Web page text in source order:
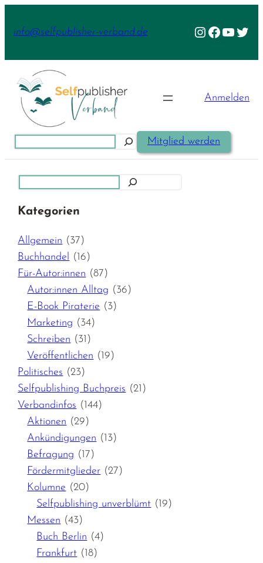
Inhalt
info@selfpublisher-verband.de Instagram
Facebook
Anmelden
Mitglied werden
Kategorien
Allgemein (37)
Buchhandel
(16)
Für-Autor:innen (87)
Autor:innen Alltag (36)
E-Book Piraterie (3)
Marketing (34)
Schreiben (31)
Veröffentlichen (19)
Politisches (23)
Selfpublishing Buchpreis (21)
Verbandinfos (144)
Aktionen (29)
Ankündigungen (13)
Befragung (17)
Fördermitglieder (27)
Kolumne (20)
Selfpublishing unverblümt (19)
Messen (43)
Buch Berlin (4)
Frankfurt (18)